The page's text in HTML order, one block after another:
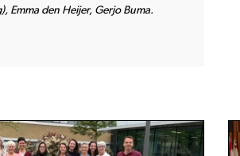
Emma den Heijer, Gerjo Buma.